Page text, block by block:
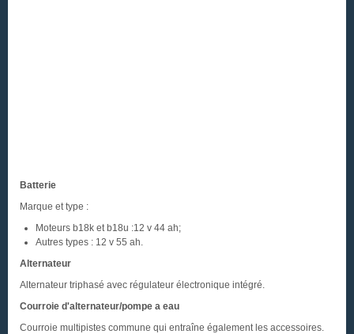
Batterie
Marque et type :
Moteurs b18k et b18u :12 v 44 ah;
Autres types : 12 v 55 ah.
Alternateur
Alternateur triphasé avec régulateur électronique intégré.
Courroie d'alternateur/pompe a eau
Courroie multipistes commune qui entraîne également les accessoires.